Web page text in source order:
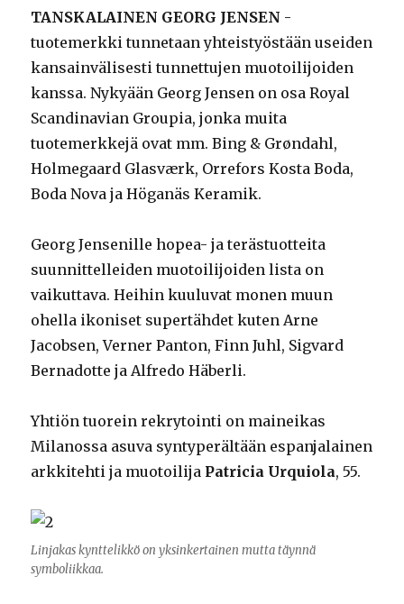
TANSKALAINEN GEORG JENSEN -
tuotemerkki tunnetaan yhteistyöstään useiden
kansainvälisesti tunnettujen muotoilijoiden
kanssa. Nykyään Georg Jensen on osa Royal
Scandinavian Groupia, jonka muita
tuotemerkkejä ovat mm. Bing & Grøndahl,
Holmegaard Glasværk, Orrefors Kosta Boda,
Boda Nova ja Höganäs Keramik.
Georg Jensenille hopea- ja terästuotteita
suunnittelleiden muotoilijoiden lista on
vaikuttava. Heihin kuuluvat monen muun
ohella ikoniset supertähdet kuten Arne
Jacobsen, Verner Panton, Finn Juhl, Sigvard
Bernadotte ja Alfredo Häberli.
Yhtiön tuorein rekrytointi on maineikas
Milanossa asuva syntyperältään espanjalainen
arkkitehti ja muotoilija Patricia Urquiola, 55.
Linjakas kynttelikkö on yksinkertainen mutta täynnä
symboliikkaa.